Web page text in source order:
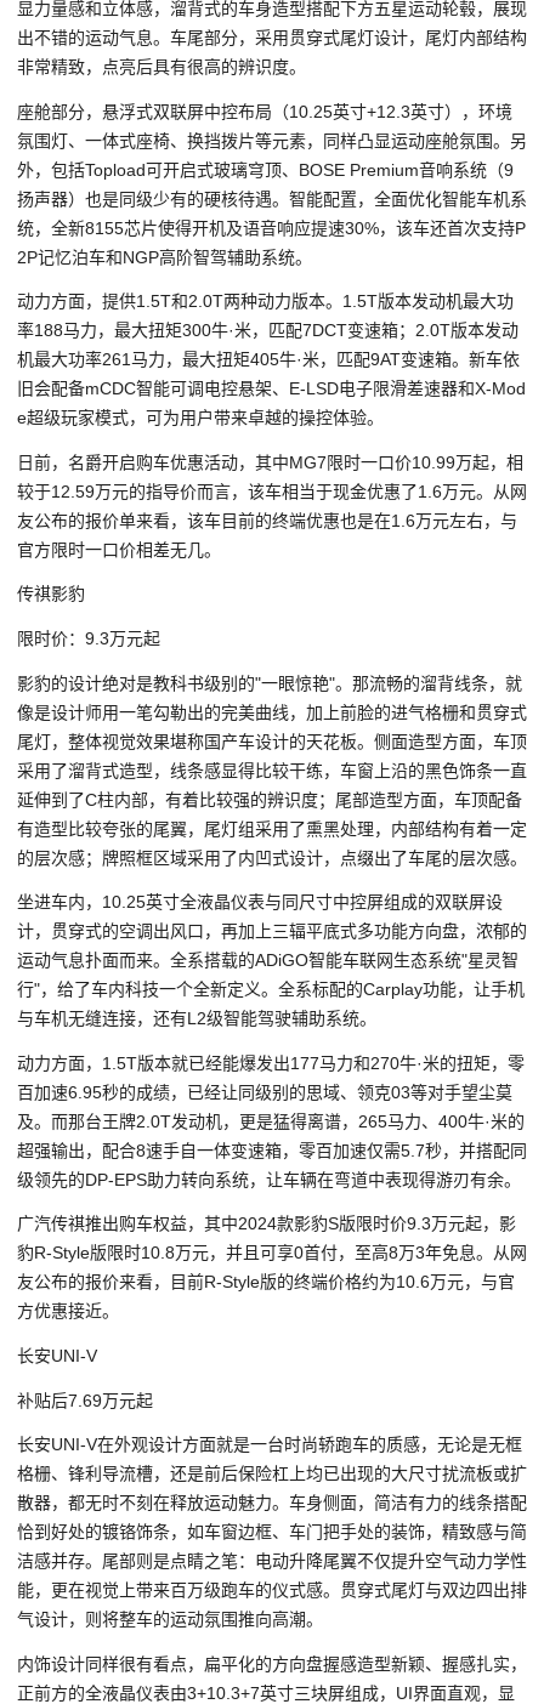
显力量感和立体感，溜背式的车身造型搭配下方五星运动轮毂，展现
出不错的运动气息。车尾部分，采用贯穿式尾灯设计，尾灯内部结构
非常精致，点亮后具有很高的辨识度。
座舱部分，悬浮式双联屏中控布局（10.25英寸+12.3英寸），环境
氛围灯、一体式座椅、换挡拨片等元素，同样凸显运动座舱氛围。另
外，包括Topload可开启式玻璃穹顶、BOSE Premium音响系统（9
扬声器）也是同级少有的硬核待遇。智能配置，全面优化智能车机系
统，全新8155芯片使得开机及语音响应提速30%，该车还首次支持P
2P记忆泊车和NGP高阶智驾辅助系统。
动力方面，提供1.5T和2.0T两种动力版本。1.5T版本发动机最大功
率188马力，最大扭矩300牛·米，匹配7DCT变速箱；2.0T版本发动
机最大功率261马力，最大扭矩405牛·米，匹配9AT变速箱。新车依
旧会配备mCDC智能可调电控悬架、E-LSD电子限滑差速器和X-Mod
e超级玩家模式，可为用户带来卓越的操控体验。
日前，名爵开启购车优惠活动，其中MG7限时一口价10.99万起，相
较于12.59万元的指导价而言，该车相当于现金优惠了1.6万元。从网
友公布的报价单来看，该车目前的终端优惠也是在1.6万元左右，与
官方限时一口价相差无几。
传祺影豹
限时价：9.3万元起
影豹的设计绝对是教科书级别的"一眼惊艳"。那流畅的溜背线条，就
像是设计师用一笔勾勒出的完美曲线，加上前脸的进气格栅和贯穿式
尾灯，整体视觉效果堪称国产车设计的天花板。侧面造型方面，车顶
采用了溜背式造型，线条感显得比较干练，车窗上沿的黑色饰条一直
延伸到了C柱内部，有着比较强的辨识度；尾部造型方面，车顶配备
有造型比较夸张的尾翼，尾灯组采用了熏黑处理，内部结构有着一定
的层次感；牌照框区域采用了内凹式设计，点缀出了车尾的层次感。
坐进车内，10.25英寸全液晶仪表与同尺寸中控屏组成的双联屏设
计，贯穿式的空调出风口，再加上三辐平底式多功能方向盘，浓郁的
运动气息扑面而来。全系搭载的ADiGO智能车联网生态系统"星灵智
行"，给了车内科技一个全新定义。全系标配的Carplay功能，让手机
与车机无缝连接，还有L2级智能驾驶辅助系统。
动力方面，1.5T版本就已经能爆发出177马力和270牛·米的扭矩，零
百加速6.95秒的成绩，已经让同级别的思域、领克03等对手望尘莫
及。而那台王牌2.0T发动机，更是猛得离谱，265马力、400牛·米的
超强输出，配合8速手自一体变速箱，零百加速仅需5.7秒，并搭配同
级领先的DP-EPS助力转向系统，让车辆在弯道中表现得游刃有余。
广汽传祺推出购车权益，其中2024款影豹S版限时价9.3万元起，影
豹R-Style版限时10.8万元，并且可享0首付，至高8万3年免息。从网
友公布的报价来看，目前R-Style版的终端价格约为10.6万元，与官
方优惠接近。
长安UNI-V
补贴后7.69万元起
长安UNI-V在外观设计方面就是一台时尚轿跑车的质感，无论是无框
格栅、锋利导流槽，还是前后保险杠上均已出现的大尺寸扰流板或扩
散器，都无时不刻在释放运动魅力。车身侧面，简洁有力的线条搭配
恰到好处的镀铬饰条，如车窗边框、车门把手处的装饰，精致感与简
洁感并存。尾部则是点睛之笔：电动升降尾翼不仅提升空气动力学性
能，更在视觉上带来百万级跑车的仪式感。贯穿式尾灯与双边四出排
气设计，则将整车的运动氛围推向高潮。
内饰设计同样很有看点，扁平化的方向盘握感造型新颖、握感扎实，
正前方的全液晶仪表由3+10.3+7英寸三块屏组成，UI界面直观，显